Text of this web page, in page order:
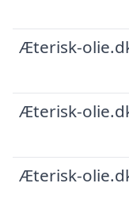
Æterisk-
Æterisk-
Æterisk-